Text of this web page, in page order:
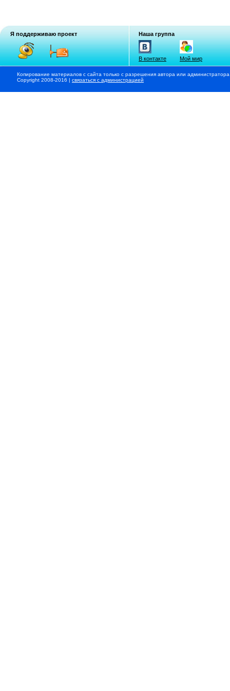
Я поддерживаю проект Наша группа
В контакте Мой мир
Копирование материалов с сайта только с разрешения автора или
Copyright 2008-2016 | связаться с администрацией